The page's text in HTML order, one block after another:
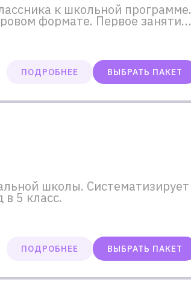
к школьной программе.
формате. Первое занятие
ПОДРОБНЕЕ ВЫБРАТЬ ПАКЕТ
школы. Систематизирует
5 класс.
ПОДРОБНЕЕ ВЫБРАТЬ ПАКЕТ